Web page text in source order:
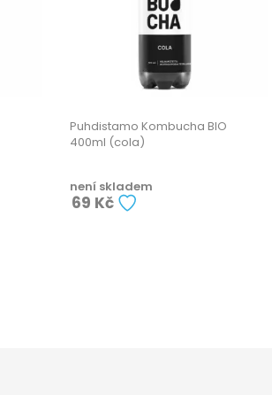
Puhdistamo Kombucha BIO
400ml (cola)
není skladem
69 Kč